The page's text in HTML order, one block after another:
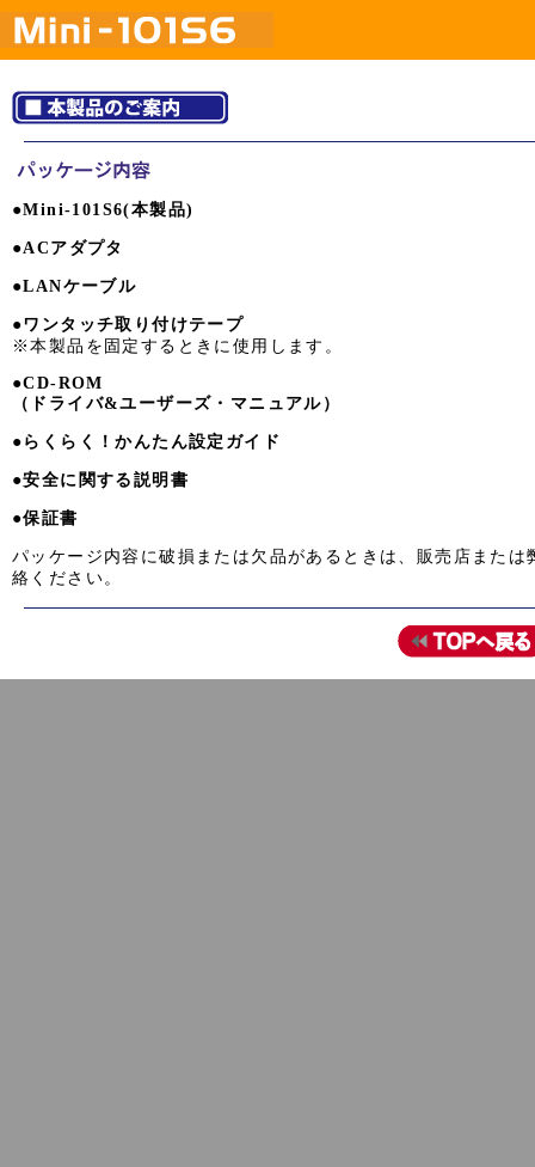
●Mini-101S6(本製品)
●ACアダプタ
●LANケーブル
●ワンタッチ取り付けテープ
※本製品を固定するときに使用します。
●CD-ROM
（ドライバ&ユーザーズ・マニュアル）
●らくらく！かんたん設定ガイド
●安全に関する説明書
●保証書
パッケージ内容に破損または欠品があるときは、販売店または
絡ください。